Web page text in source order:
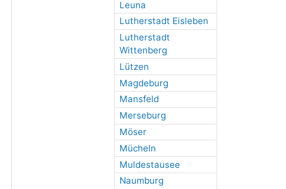
Leuna
Lutherstadt Eisleben
Lutherstadt
Wittenberg
Lützen
Magdeburg
Mansfeld
Merseburg
Möser
Mücheln
Muldestausee
Naumburg